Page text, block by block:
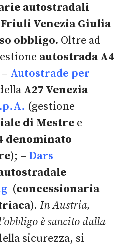
autostradali
Venezia Giulia
obbligo. Oltre ad
autostrada A4
Autostrade per
A27 Venezia
(gestione
di Mestre e
denominato
); – Dars
(concessionaria
). In Austria,
è sancito dalla
sicurezza, si